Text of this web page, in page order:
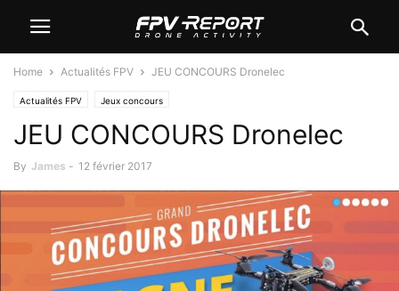
Home Actualités FPV JEU CONCOURS Dronelec
Actualités FPV Jeux concours
JEU CONCOURS Dronelec
By James - 12 février 2017